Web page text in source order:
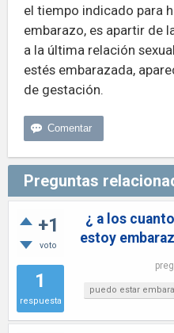
el tiempo indicado para
embarazo, es apartir de
a la última relación
estés embarazada,
de gestación.
Preguntas
+1
voto
1
respuesta
¿ a los
estoy
puedo estar